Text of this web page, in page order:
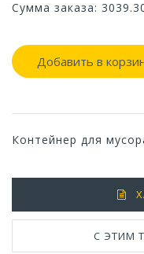
Сумма заказа:
Добавить в
Контейнер для
С ЭТИМ